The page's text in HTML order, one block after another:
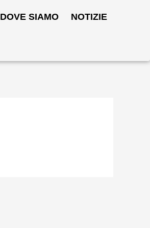
DOVE SIAMO NOTIZIE